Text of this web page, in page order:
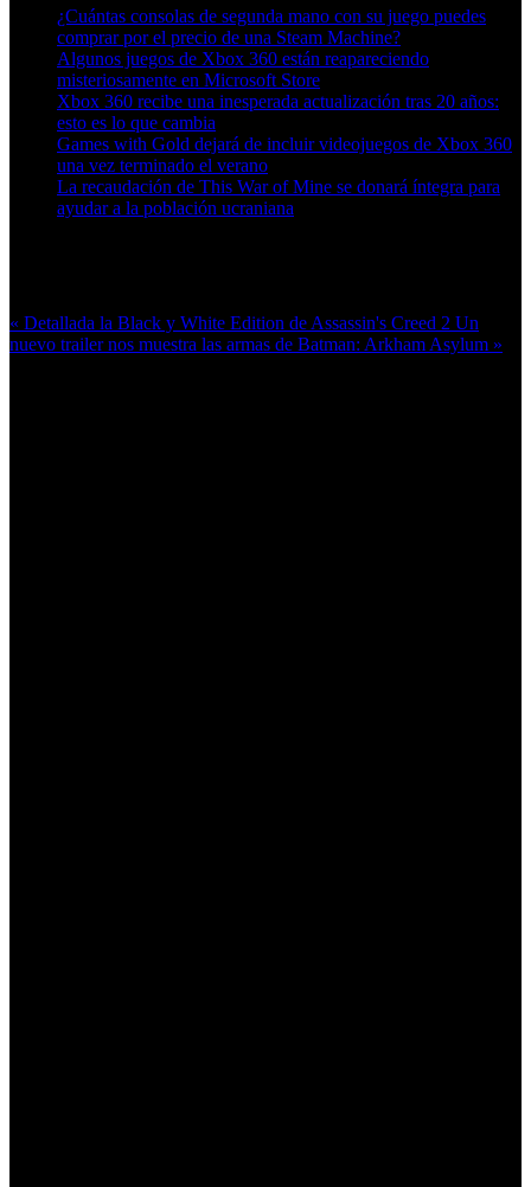
¿Cuántas consolas de segunda mano con su juego puedes
comprar por el precio de una Steam Machine?
Algunos juegos de Xbox 360 están reapareciendo
misteriosamente en Microsoft Store
Xbox 360 recibe una inesperada actualización tras 20 años:
esto es lo que cambia
Games with Gold dejará de incluir videojuegos de Xbox 360
una vez terminado el verano
La recaudación de This War of Mine se donará íntegra para
ayudar a la población ucraniana
« Detallada la Black y White Edition de Assassin's Creed 2 Un
nuevo trailer nos muestra las armas de Batman: Arkham Asylum »